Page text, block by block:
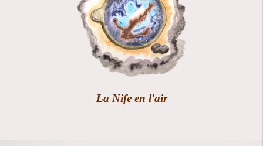
La Nife en l'air